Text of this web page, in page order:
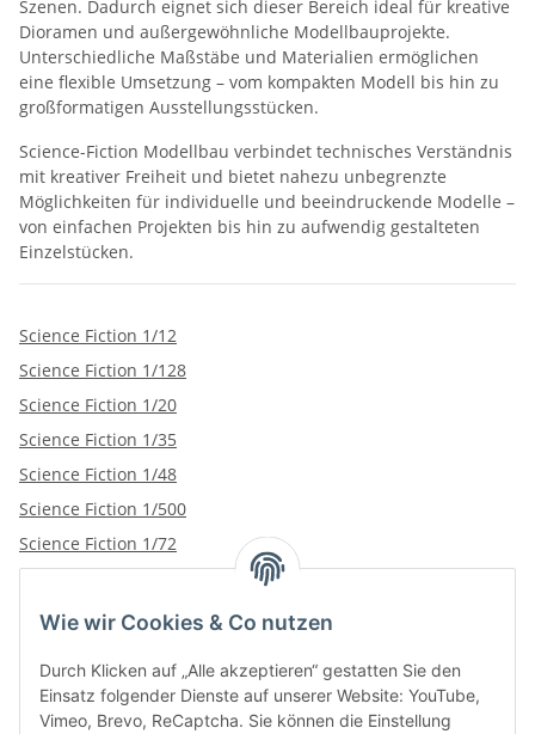
Wie wir Cookies & Co nutzen
Durch Klicken auf „Alle akzeptieren“ gestatten Sie den
Einsatz folgender Dienste auf unserer Website: YouTube,
Vimeo, Brevo, ReCaptcha. Sie können die Einstellung
Szenen. Dadurch eignet sich dieser Bereich ideal für kreative
Dioramen und außergewöhnliche Modellbauprojekte.
Unterschiedliche Maßstäbe und Materialien ermöglichen
eine flexible Umsetzung – vom kompakten Modell bis hin zu
großformatigen Ausstellungsstücken.
Science-Fiction Modellbau verbindet technisches Verständnis
mit kreativer Freiheit und bietet nahezu unbegrenzte
Möglichkeiten für individuelle und beeindruckende Modelle –
von einfachen Projekten bis hin zu aufwendig gestalteten
Einzelstücken.
Science Fiction 1/12
Science Fiction 1/128
Science Fiction 1/20
Science Fiction 1/35
Science Fiction 1/48
Science Fiction 1/500
Science Fiction 1/72
Kategorien